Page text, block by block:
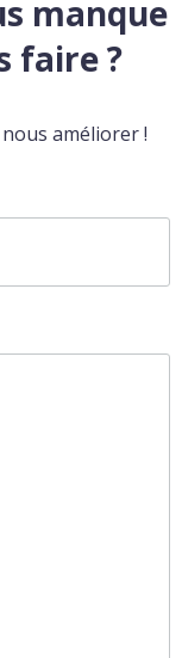
manque
faire ?
améliorer !